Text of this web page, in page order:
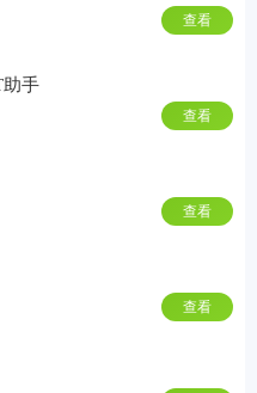
查看
助手
查看
查看
查看